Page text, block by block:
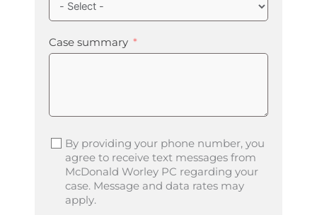
Case summary
By providing your phone number, you
agree to receive text messages from
McDonald Worley PC regarding your
case. Message and data rates may
apply.